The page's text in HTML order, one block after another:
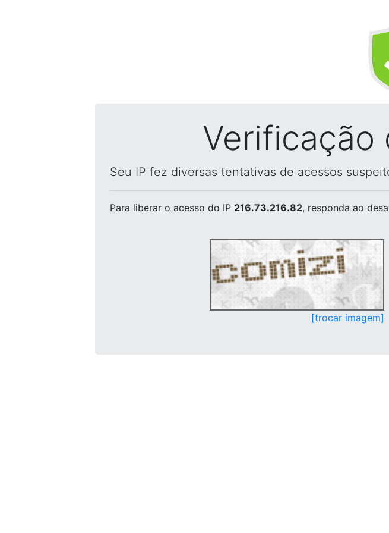
Verificação
Seu IP fez diversas tentativas de acessos
Para liberar o acesso do IP 216.73.216.82, responda ao
[trocar imagem]